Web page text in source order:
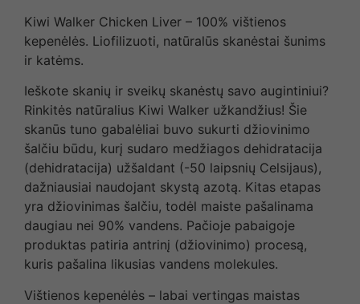
Kiwi Walker Chicken Liver – 100% vištienos
kepenėlės. Liofilizuoti, natūralūs skanėstai šunims
ir katėms.
Ieškote skanių ir sveikų skanėstų savo augintiniui?
Rinkitės natūralius Kiwi Walker užkandžius! Šie
skanūs tuno gabalėliai buvo sukurti džiovinimo
šalčiu būdu, kurį sudaro medžiagos dehidratacija
(dehidratacija) užšaldant (-50 laipsnių Celsijaus),
dažniausiai naudojant skystą azotą. Kitas etapas
yra džiovinimas šalčiu, todėl maiste pašalinama
daugiau nei 90% vandens. Pačioje pabaigoje
produktas patiria antrinį (džiovinimo) procesą,
kuris pašalina likusias vandens molekules.
Vištienos kepenėlės – labai vertingas maistas